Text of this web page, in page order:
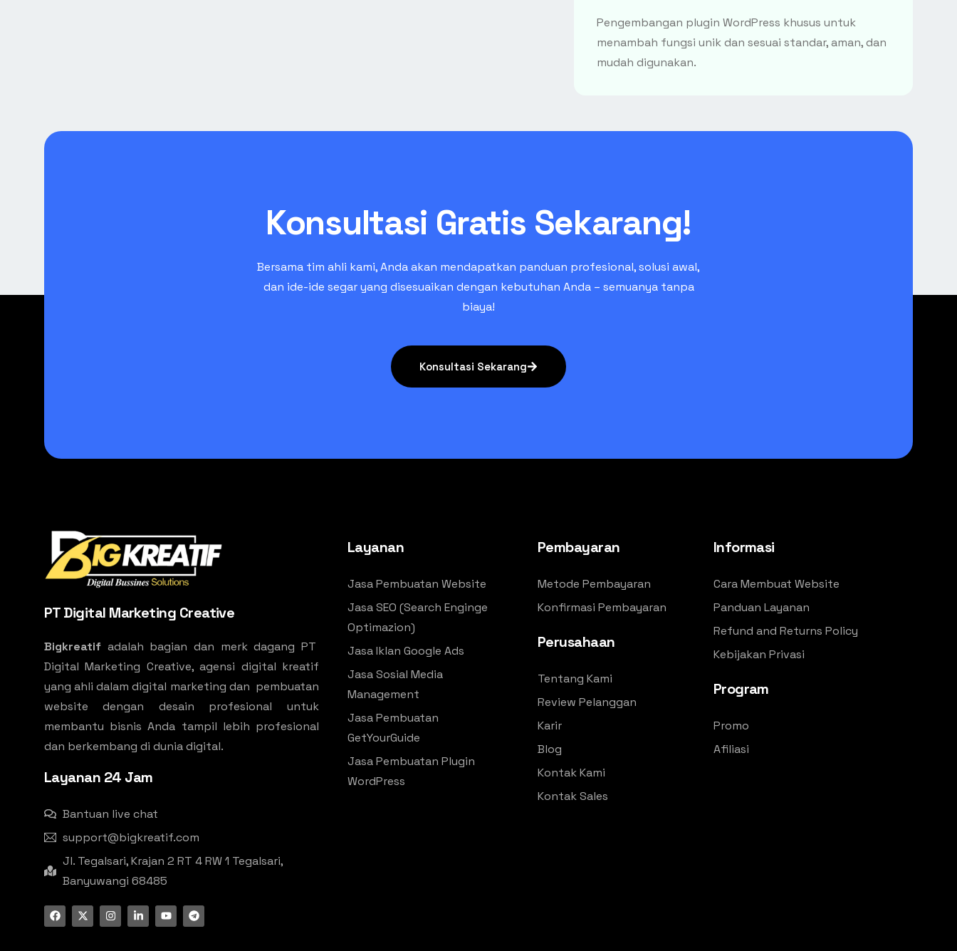
Pengembangan plugin WordPress khusus untuk
menambah fungsi unik dan sesuai standar, aman, dan
mudah digunakan.
Konsultasi Gratis Sekarang!
Bersama tim ahli kami, Anda akan mendapatkan panduan profesional, solusi awal,
dan ide-ide segar yang disesuaikan dengan kebutuhan Anda – semuanya tanpa
biaya!
Konsultasi Sekarang
PT Digital Marketing Creative
Bigkreatif adalah bagian dan merk dagang PT
Digital Marketing Creative, agensi digital kreatif
yang ahli dalam digital marketing dan pembuatan
website dengan desain profesional untuk
membantu bisnis Anda tampil lebih profesional
dan berkembang di dunia digital.
Layanan 24 Jam
Bantuan live chat
support@bigkreatif.com
Jl. Tegalsari, Krajan 2 RT 4 RW 1 Tegalsari,
Banyuwangi 68485
Layanan
Jasa Pembuatan Website
Jasa SEO (Search Enginge
Optimazion)
Jasa Iklan Google Ads
Jasa Sosial Media
Management
Jasa Pembuatan
GetYourGuide
Jasa Pembuatan Plugin
WordPress
Pembayaran
Metode Pembayaran
Konfirmasi Pembayaran
Perusahaan
Tentang Kami
Review Pelanggan
Karir
Blog
Kontak Kami
Kontak Sales
Informasi
Cara Membuat Website
Panduan Layanan
Refund and Returns Policy
Kebijakan Privasi
Program
Promo
Afiliasi